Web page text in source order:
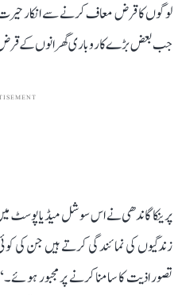
لوگوں کا قرض معاف کرنے سے انکار
جب بعض بڑے کاروباری گھرانوں کے
پرینکا گاندھی نے اس سوشل میڈیا پوسٹ
زندگیوں کی نمائندگی کرتے ہیں جن کی
تصور اذیت کا سامنا کرنے پر مجبور